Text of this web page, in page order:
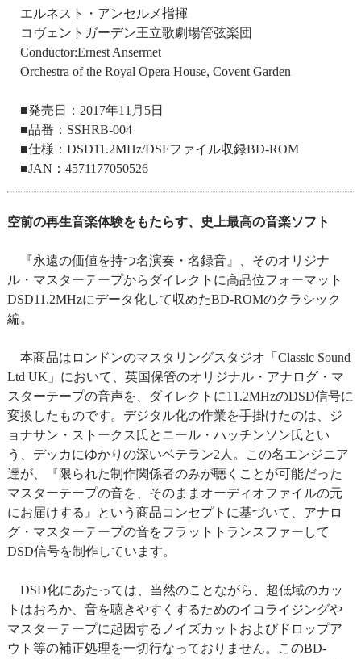
エルネスト・アンセルメ指揮
コヴェントガーデン王立歌劇場管弦楽団
Conductor:Ernest Ansermet
Orchestra of the Royal Opera House, Covent Garden
■発売日：2017年11月5日
■品番：SSHRB-004
■仕様：DSD11.2MHz/DSFファイル収録BD-ROM
■JAN：4571177050526
空前の再生音楽体験をもたらす、史上最高の音楽ソフト
『永遠の価値を持つ名演奏・名録音』、そのオリジナ
ル・マスターテープからダイレクトに高品位フォーマット
DSD11.2MHzにデータ化して収めたBD-ROMのクラシック
編。
本商品はロンドンのマスタリングスタジオ「Classic Sound
Ltd UK」において、英国保管のオリジナル・アナログ・マ
スターテープの音声を、ダイレクトに11.2MHzのDSD信号に
変換したものです。デジタル化の作業を手掛けたのは、ジ
ョナサン・ストークス氏とニール・ハッチンソン氏とい
う、デッカにゆかりの深いベテラン2人。この名エンジニア
達が、『限られた制作関係者のみが聴くことが可能だった
マスターテープの音を、そのままオーディオファイルの元
にお届けする』という商品コンセプトに基づいて、アナロ
グ・マスターテープの音をフラットトランスファーして
DSD信号を制作しています。
DSD化にあたっては、当然のことながら、超低域のカッ
トはおろか、音を聴きやすくするためのイコライジングや
マスターテープに起因するノイズカットおよびドロップア
ウト等の補正処理を一切行なっておりません。このBD-